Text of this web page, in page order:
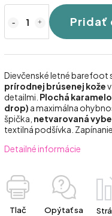
Pridať
Dievčenské letné barefoot
prírodnej brúsenej kože
detailmi. Plochá
drop) a maximálna
špička, netvarovaná
textilná podšívka. Zapínanie
Detailné informácie
Tlač Opýtať sa